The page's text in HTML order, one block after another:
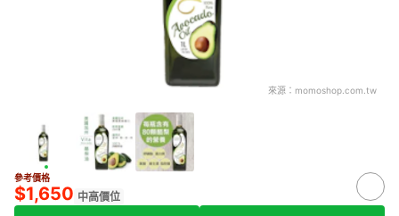
來源： momoshop.com.tw
參考價格
$1,650 中高價位